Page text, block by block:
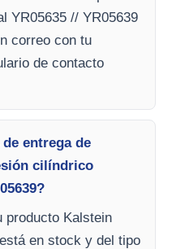
YR05635 // YR05639
correo con tu
de contacto
entrega de
cilíndrico
producto Kalstein
en stock y del tipo